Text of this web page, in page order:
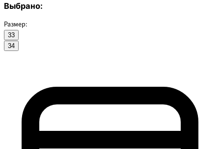
Выбрано:
Размер:
33
34